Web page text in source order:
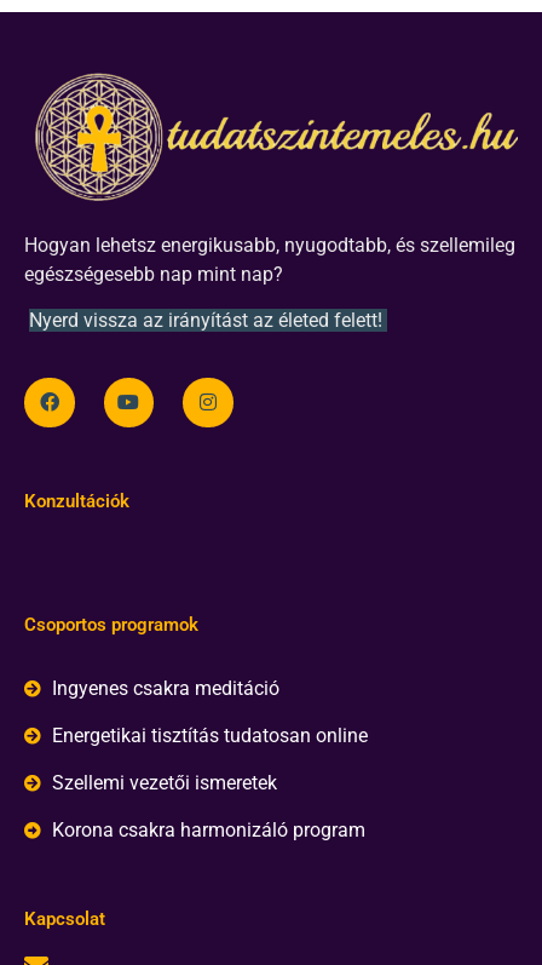
Hogyan lehetsz energikusabb, nyugodtabb, és szellemileg
egészségesebb nap mint nap?
Nyerd vissza az irányítást az életed felett!
Konzultációk
Csoportos programok
Ingyenes csakra meditáció
Energetikai tisztítás tudatosan online
Szellemi vezetői ismeretek
Korona csakra harmonizáló program
Kapcsolat